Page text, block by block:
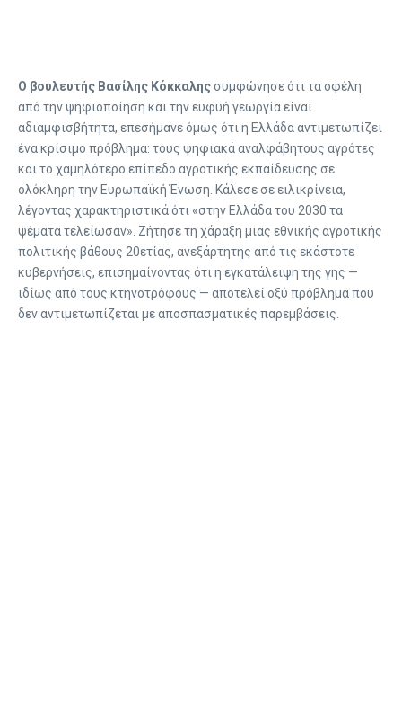
Ο βουλευτής Βασίλης Κόκκαληςσυμφώνησε ότι τα οφέλη
από την ψηφιοποίηση και την ευφυή γεωργία είναι
αδιαμφισβήτητα, επεσήμανε όμως ότι η Ελλάδα αντιμετωπίζει
ένα κρίσιμο πρόβλημα: τους ψηφιακά αναλφάβητους αγρότες
και το χαμηλότερο επίπεδο αγροτικής εκπαίδευσης σε
ολόκληρη την Ευρωπαϊκή Ένωση. Κάλεσε σε ειλικρίνεια,
λέγοντας χαρακτηριστικά ότι «στην Ελλάδα του 2030 τα
ψέματα τελείωσαν». Ζήτησε τη χάραξη μιας εθνικής αγροτικής
πολιτικής βάθους 20ετίας, ανεξάρτητης από τις εκάστοτε
κυβερνήσεις, επισημαίνοντας ότι η εγκατάλειψη της γης —
ιδίως από τους κτηνοτρόφους — αποτελεί οξύ πρόβλημα που
δεν αντιμετωπίζεται με αποσπασματικές παρεμβάσεις.